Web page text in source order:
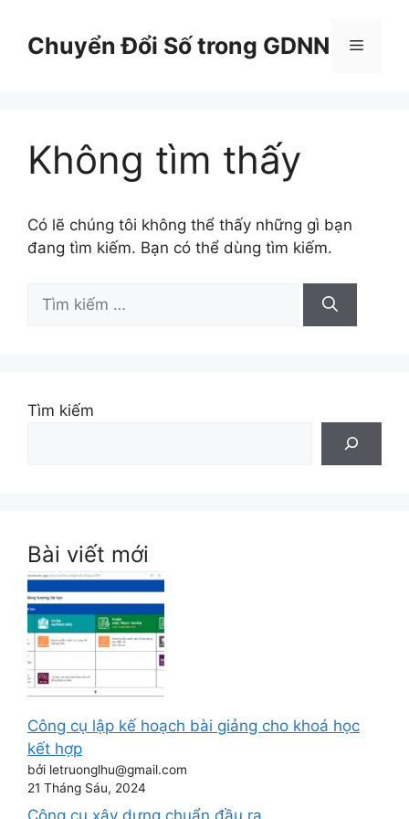
Chuyển Đổi Số trong GDNN Menu
Không tìm thấy
Có lẽ chúng tôi không thể thấy những gì bạn
đang tìm kiếm. Bạn có thể dùng tìm kiếm.
Tìm
kiếm
Tìm kiếm
Bài viết mới
Công cụ lập kế hoạch bài giảng cho khoá học
kết hợp
bởi letruonglhu@gmail.com
21 Tháng Sáu, 2024
Công cụ xây dựng chuẩn đầu ra